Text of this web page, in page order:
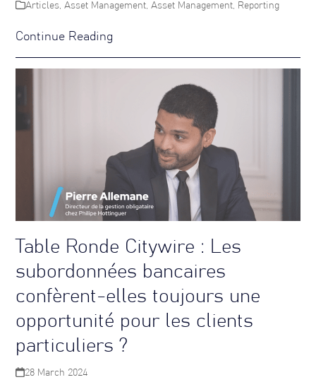
Articles,Asset Management,Asset Management, Reporting
Continue Reading
Table Ronde Citywire : Les
subordonnées bancaires
confèrent-elles toujours une
opportunité pour les clients
particuliers ?
28 March 2024